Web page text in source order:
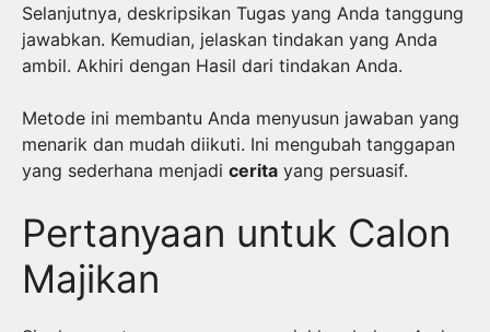
Selanjutnya, deskripsikan Tugas yang Anda tanggung
jawabkan. Kemudian, jelaskan tindakan yang Anda
ambil. Akhiri dengan Hasil dari tindakan Anda.
Metode ini membantu Anda menyusun jawaban yang
menarik dan mudah diikuti. Ini mengubah tanggapan
yang sederhana menjadi cerita yang persuasif.
Pertanyaan untuk Calon
Majikan